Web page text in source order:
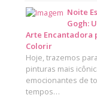
Noite
Gogh:
Arte Encantadora
Colorir
Hoje, trazemos
pinturas mais
emocionantes de
tempos…